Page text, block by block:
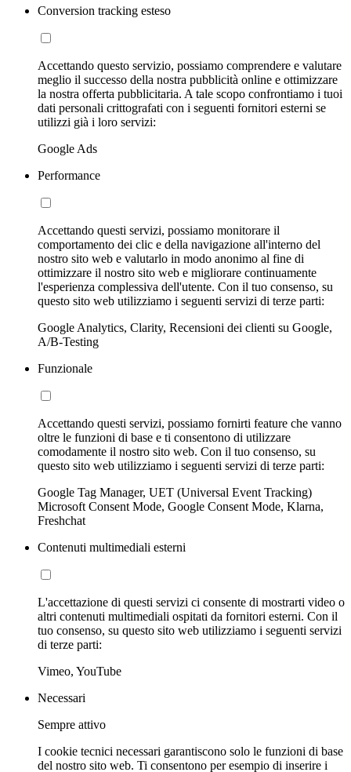
Conversion tracking esteso
Accettando questo servizio, possiamo comprendere e valutare
meglio il successo della nostra pubblicità online e ottimizzare
la nostra offerta pubblicitaria. A tale scopo confrontiamo i tuoi
dati personali crittografati con i seguenti fornitori esterni se
utilizzi già i loro servizi:
Google Ads
Performance
Accettando questi servizi, possiamo monitorare il
comportamento dei clic e della navigazione all'interno del
nostro sito web e valutarlo in modo anonimo al fine di
ottimizzare il nostro sito web e migliorare continuamente
l'esperienza complessiva dell'utente. Con il tuo consenso, su
questo sito web utilizziamo i seguenti servizi di terze parti:
Google Analytics, Clarity, Recensioni dei clienti su Google,
A/B-Testing
Funzionale
Accettando questi servizi, possiamo fornirti feature che vanno
oltre le funzioni di base e ti consentono di utilizzare
comodamente il nostro sito web. Con il tuo consenso, su
questo sito web utilizziamo i seguenti servizi di terze parti:
Google Tag Manager, UET (Universal Event Tracking)
Microsoft Consent Mode, Google Consent Mode, Klarna,
Freshchat
Contenuti multimediali esterni
L'accettazione di questi servizi ci consente di mostrarti video o
altri contenuti multimediali ospitati da fornitori esterni. Con il
tuo consenso, su questo sito web utilizziamo i seguenti servizi
di terze parti:
Vimeo, YouTube
Necessari
Sempre attivo
I cookie tecnici necessari garantiscono solo le funzioni di base
del nostro sito web. Ti consentono per esempio di inserire i